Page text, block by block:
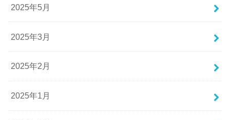
2025年5月
2025年3月
2025年2月
2025年1月